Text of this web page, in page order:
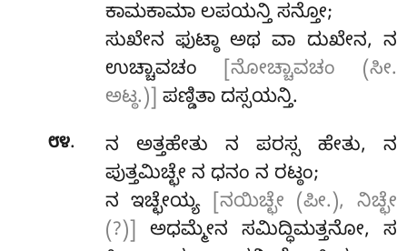
ಕಾಮಕಾಮಾ ಲಪಯನ್ತಿ ಸನ್ತೋ;
ಸುಖೇನ ಫುಟ್ಠಾ ಅಥ ವಾ ದುಖೇನ, ನ
ಉಚ್ಚಾವಚಂ
[ನೋಚ್ಚಾವಚಂ (ಸೀ.
ಅಟ್ಠ.)] ಪಣ್ಡಿತಾ ದಸ್ಸಯನ್ತಿ.
೮೪. ನ ಅತ್ತಹೇತು ನ ಪರಸ್ಸ ಹೇತು, ನ
ಪುತ್ತಮಿಚ್ಛೇ ನ ಧನಂ ನ ರಟ್ಠಂ;
ನ ಇಚ್ಛೇಯ್ಯ
[ನಯಿಚ್ಛೇ (ಪೀ.), ನಿಚ್ಛೇ
(?)]
ಅಧಮ್ಮೇನ ಸಮಿದ್ಧಿಮತ್ತನೋ, ಸ